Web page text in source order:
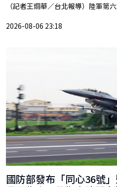
（記者王烱華／台北報導）陸軍第
2026-08-06 23:18
國防部發布「同心36號